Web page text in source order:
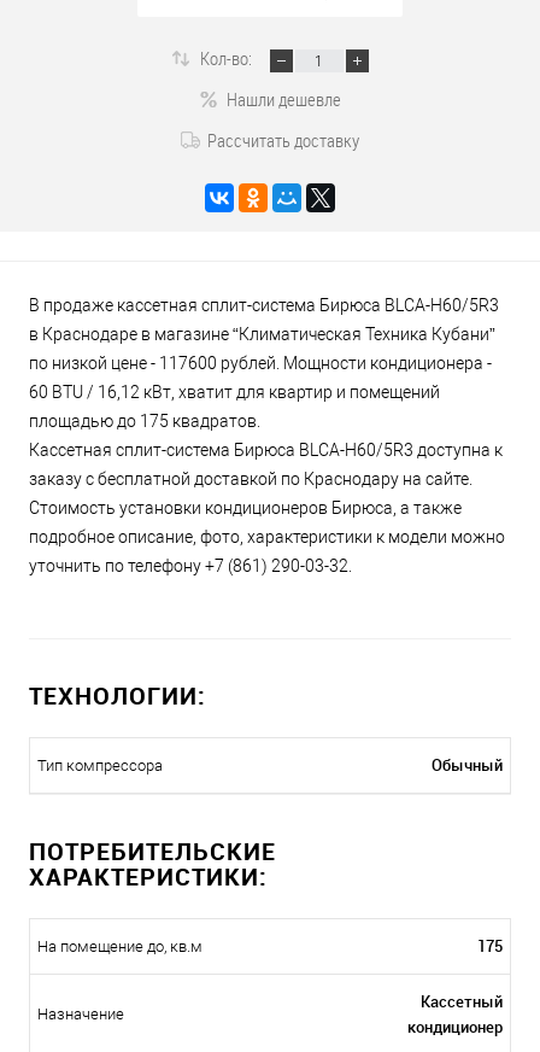
Кол-во:
Нашли дешевле
Рассчитать доставку
В продаже кассетная сплит-система Бирюса BLCA-H60/5R3
в Краснодаре в магазине “Климатическая Техника Кубани”
по низкой цене - 117600 рублей. Мощности кондиционера -
60 BTU / 16,12 кВт, хватит для квартир и помещений
площадью до 175 квадратов.
Кассетная сплит-система Бирюса BLCA-H60/5R3 доступна к
заказу с бесплатной доставкой по Краснодару на сайте.
Стоимость установки кондиционеров Бирюса, а также
подробное описание, фото, характеристики к модели можно
уточнить по телефону +7 (861) 290-03-32.
ТЕХНОЛОГИИ:
Тип компрессора Обычный
ПОТРЕБИТЕЛЬСКИЕ
ХАРАКТЕРИСТИКИ:
На помещение до, кв.м 175
Назначение
Кассетный
кондиционер